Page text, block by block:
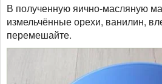
В полученную яично-масляную
измельчённые орехи, ванилин,
перемешайте.